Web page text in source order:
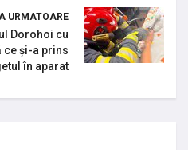
URMATOARE
Dorohoi cu
ce și-a prins
în aparat